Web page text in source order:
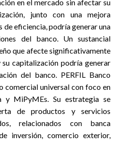
en el mercado sin afectar su
junto con una mejora
de eficiencia, podría generar una
del banco. Un sustancial
que afecte significativamente
capitalización podría generar
del banco. PERFIL Banco
comercial universal con foco en
y MiPyMEs. Su estrategia se
de productos y servicios
relacionados con banca
inversión, comercio exterior,